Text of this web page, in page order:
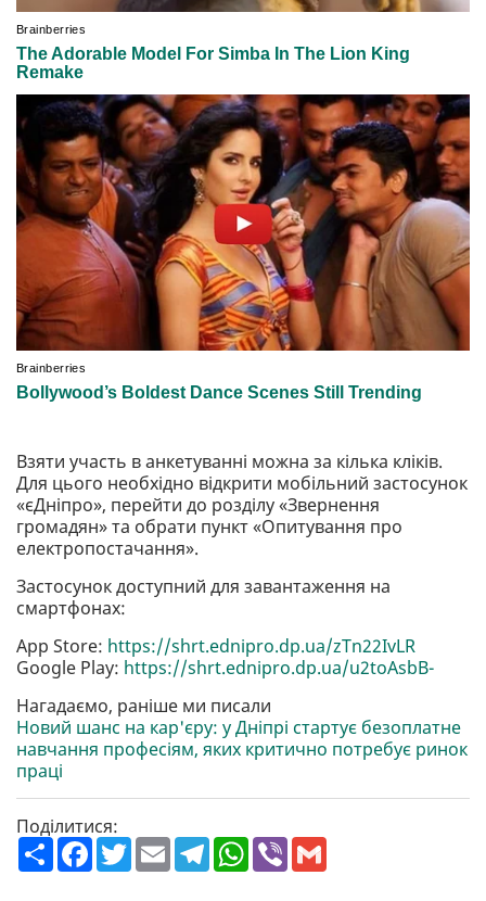
Взяти участь в анкетуванні можна за кілька кліків.
Для цього необхідно відкрити мобільний застосунок
«єДніпро», перейти до розділу «Звернення
громадян» та обрати пункт «Опитування про
електропостачання».
Застосунок доступний для завантаження на
смартфонах:
Аpp Store: https://shrt.ednipro.dp.ua/zTn22IvLR
Google Play: https://shrt.ednipro.dp.ua/u2toAsbB-
Нагадаємо, раніше ми писали
Новий шанс на кар'єру: у Дніпрі стартує безоплатне
навчання професіям, яких критично потребує ринок
праці
Поділитися:
П
о
F
a
T
w
E
m
T
e
W
h
V